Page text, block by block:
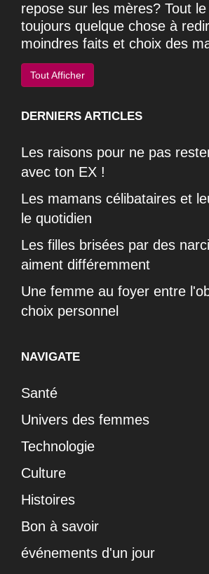
repose sur les mères? Tout
toujours quelque chose à
moindres faits et choix des
Tout Afficher
DERNIERS ARTICLES
Les raisons pour ne pas
avec ton EX !
Les mamans célibataires et
le quotidien
Les filles brisées par des
aiment différemment
Une femme au foyer entre
choix personnel
NAVIGATE
Santé
Univers des femmes
Technologie
Culture
Histoires
Bon à savoir
événements d'un jour